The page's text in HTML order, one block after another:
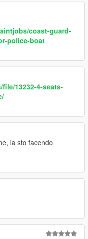
coast-guard-
police-boat
13232-4-seats-
la sto facendo